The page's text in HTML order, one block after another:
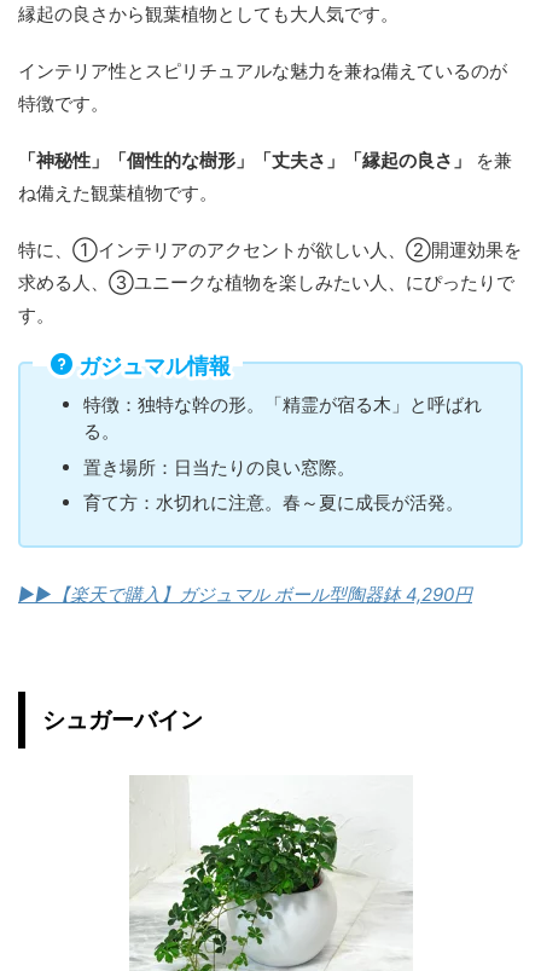
縁起の良さから観葉植物としても大人気です。
インテリア性とスピリチュアルな魅力を兼ね備えているのが
特徴です。
「神秘性」「個性的な樹形」「丈夫さ」「縁起の良さ」
を兼
ね備えた観葉植物です。
特に、①インテリアのアクセントが欲しい人、②開運効果を
求める人、③ユニークな植物を楽しみたい人、にぴったりで
す。
ガジュマル情報
特徴：独特な幹の形。「精霊が宿る木」と呼ばれ
る。
置き場所：日当たりの良い窓際。
育て方：水切れに注意。春～夏に成長が活発。
▶︎▶︎【楽天で購入】ガジュマル ボール型陶器鉢 4,290円
シュガーバイン